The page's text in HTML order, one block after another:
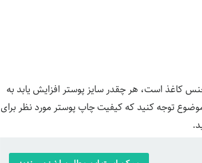
کاغذ است، هر چقدر سایز پوستر افزایش یابد به
توجه کنید که کیفیت چاپ پوستر مورد نظر برای